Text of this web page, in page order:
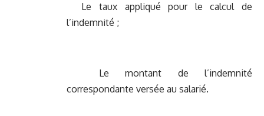
Le taux appliqué pour le calcul de
l’indemnité ;
Le montant de l’indemnité
correspondante versée au salarié.